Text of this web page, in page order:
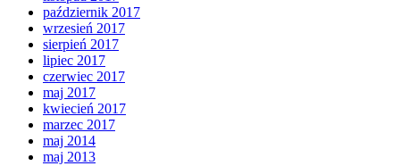
październik 2017
wrzesień 2017
sierpień 2017
lipiec 2017
czerwiec 2017
maj 2017
kwiecień 2017
marzec 2017
maj 2014
maj 2013